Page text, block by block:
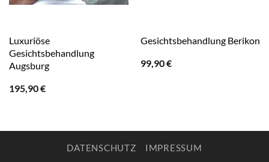
Luxuriöse
Gesichtsbehandlung
Augsburg
195,90€
Gesichtsbehandlung Berikon
99,90€
DATENSCHUTZ IMPRESSUM